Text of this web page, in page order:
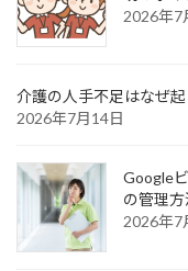
2026年7
介護の人手不足はなぜ
2026年7月14日
Google
の管理方
2026年7